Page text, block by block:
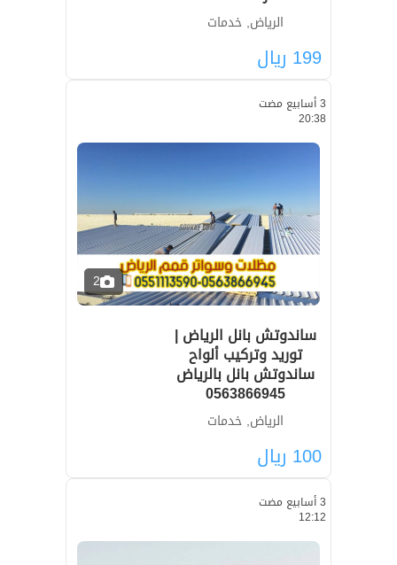
الرياض, خدمات
199 ريال
3 أسابيع مضت
20:38
2
ساندوتش بانل الرياض |
توريد وتركيب ألواح
ساندوتش بانل بالرياض
0563866945
الرياض, خدمات
100 ريال
3 أسابيع مضت
12:12